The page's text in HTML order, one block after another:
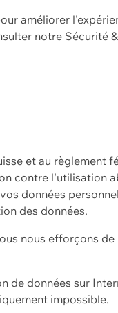
améliorer
notre Sécurité
et au règlement
contre l'utilisation
données
des données.
nous efforçons
données sur
impossible.